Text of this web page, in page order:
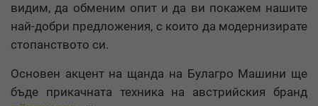
видим, да обменим опит и да ви покажем нашите
най-добри предложения, с които да модернизирате
стопанството си.
Основен акцент на щанда на Булагро Машини ще
бъде прикачната техника на австрийския бранд